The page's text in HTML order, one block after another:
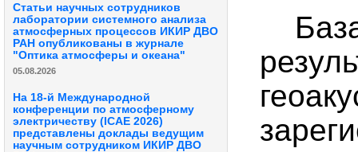
Статьи научных сотрудников
лаборатории системного анализа
атмосферных процессов ИКИР ДВО
РАН опубликованы в журнале
"Оптика атмосферы и океана"
05.08.2026
На 18-й Международной
конференции по атмосферному
электричеству (ICAE 2026)
представлены доклады ведущим
научным сотрудником ИКИР ДВО
База